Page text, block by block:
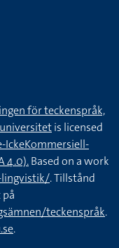
för teckenspråk,
is licensed
IckeKommersiell-
4.0).Based on a work
. Tillstånd
teckenspråk.
.